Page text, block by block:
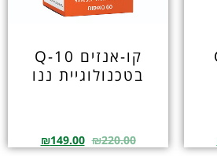
קו-אנזים Q-10
בטכנולוגיית ננו
₪220.00
₪149.00